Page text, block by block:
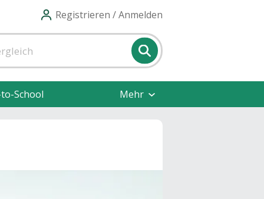
Registrieren / Anmelden
School Mehr